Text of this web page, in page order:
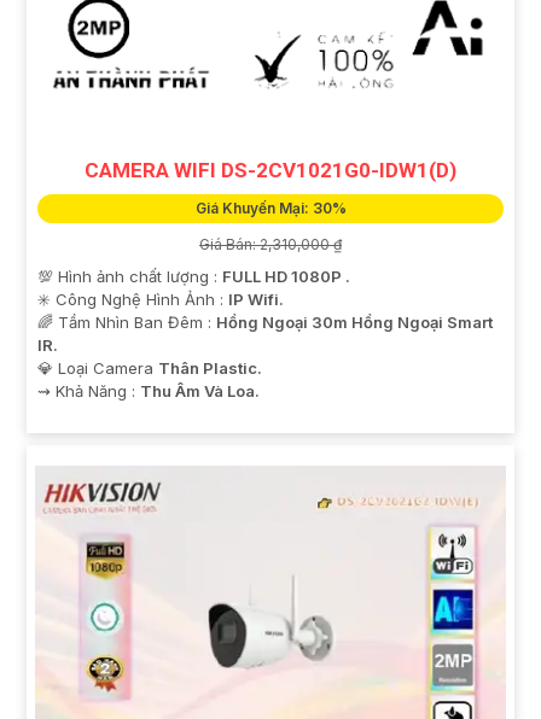
CAMERA WIFI DS-2CV1021G0-IDW1(D)
Giá Khuyến Mại: 30%
Giá Bán: 2,310,000 ₫
💯 Hình ảnh chất lượng : FULL HD 1080P .
✳️ Công Nghệ Hình Ảnh : IP Wifi.
🌈 Tầm Nhìn Ban Đêm : Hồng Ngoại 30m Hồng Ngoại Smart
IR.
💎 Loại Camera Thân Plastic.
️⇝ Khả Năng : Thu Âm Và Loa.